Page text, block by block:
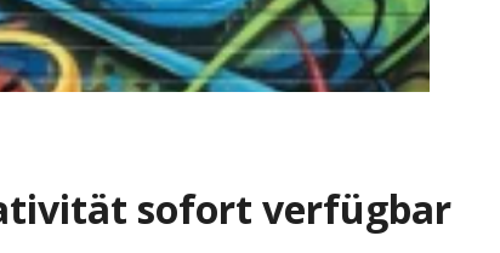
sofort verfügbar